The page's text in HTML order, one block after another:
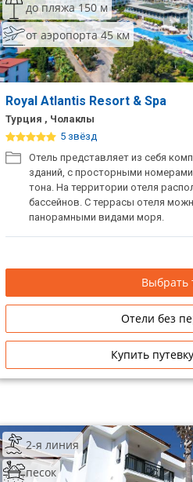
до пляжа 150 м
от аэропорта 45 км
Royal Atlantis Resort & Spa
Турция , Чолаклы
5 звёзд
Отель представляет из себя
зданий, с просторными
тона. На территории отеля
бассейнов. С террасы отеля
панорамными видами моря.
Выбрать
Отели без
Купить
2-я линия
песок